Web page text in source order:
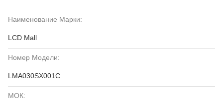
Наименование Марки:
LCD Mall
Номер Модели:
LMA030SX001C
МОК: